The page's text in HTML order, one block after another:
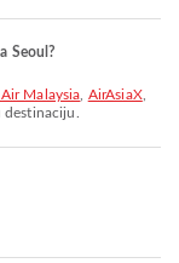
Seoul?
Malaysia AirAsiaX,